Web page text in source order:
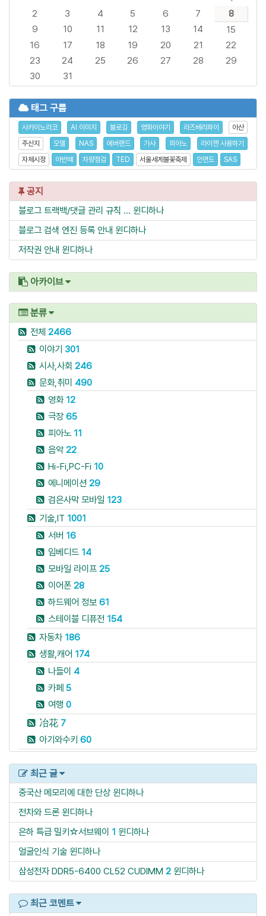
2
3 4 5 6 7
8
9
10 11 12 13 14
15
16
17 18 19 20 21
22
23
24 25 26 27 28
29
30
31
태그 구름
사카이노리코 AI 이미지 블로깅 영화이야기 라즈베리파이
아산
주산지
모델 NAS 에버랜드 가사 피아노
라이젠 사용하기
자체시정
아반떼 차량점검 TED 서울세계불꽃축제 안면도 SAS
공지
블로그 트랙백/댓글 관리 규칙 ... 윈디하나
블로그 검색 엔진 등록 안내 윈디하나
저작권 안내 윈디하나
아카이브
분류
전체 2466
이야기 301
시사,사회 246
문화,취미 490
영화 12
극장65
피아노 11
음악22
Hi-Fi,PC-Fi 10
에니메이션 29
검은사막 모바일 123
기술,IT 1001
서버 16
임베디드 14
모바일 라이프 25
이어폰 28
하드웨어 정보 61
스테이블 디퓨전 154
자동차 186
생활,캐어 174
나들이 4
카페 5
여행 0
冶花 7
아기와수키 60
최근 글
중국산 메모리에 대한 단상 윈디하나
전차와 드론 윈디하나
은하 특급 밀키☆서브웨이 1 윈디하나
얼굴인식 기술 윈디하나
삼성전자 DDR5-6400 CL52 CUDIMM 2 윈디하나
최근 코멘트